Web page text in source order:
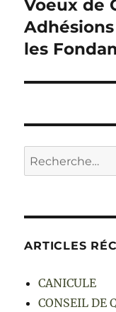
Voeux de
les
Recherche
pour :
ARTICLES
CANICULE
CONSEIL DE